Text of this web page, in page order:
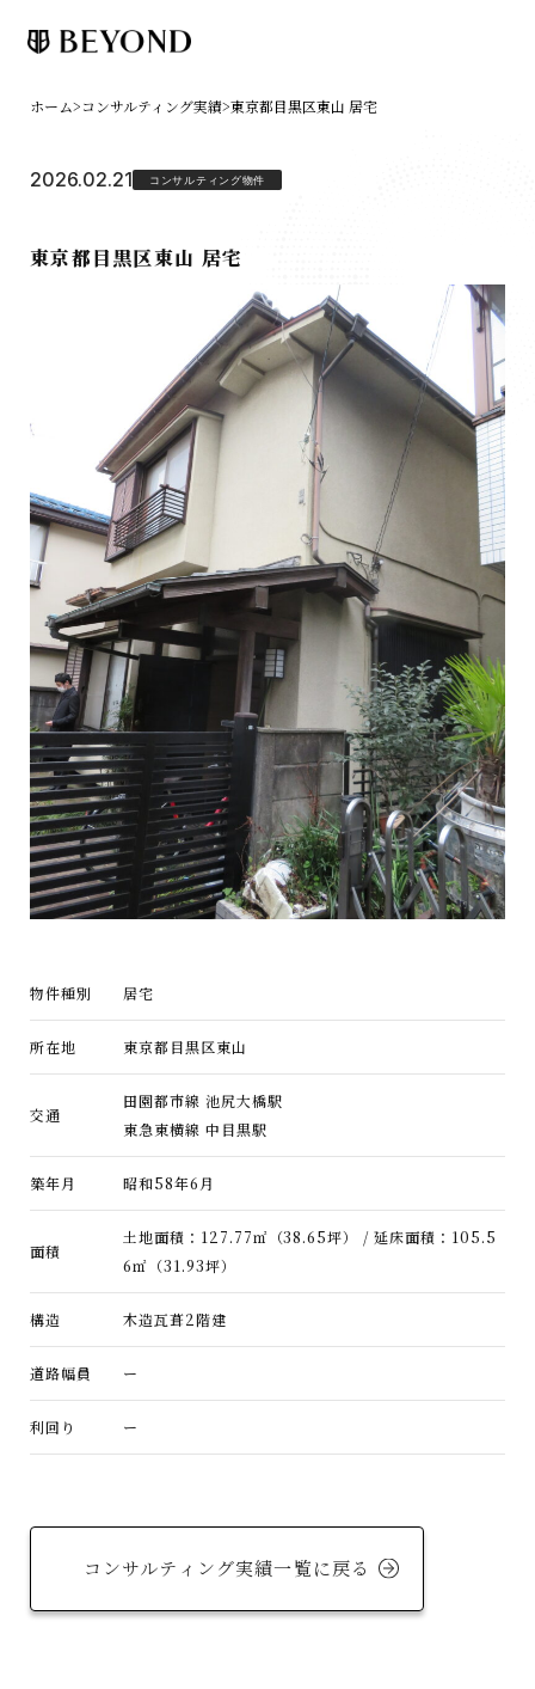
ホーム>コンサルティング実績>東京都目黒区東山 居宅
2026.02.21 コンサルティング物件
東京都目黒区東山 居宅
物件種別 居宅
所在地 東京都目黒区東山
交通
田園都市線 池尻大橋駅
東急東横線 中目黒駅
築年月 昭和58年6月
面積
土地面積：127.77㎡（38.65坪） / 延床面積：105.5
6㎡（31.93坪）
構造 木造瓦葺2階建
道路幅員 ー
利回り ー
コンサルティング実績一覧に戻る